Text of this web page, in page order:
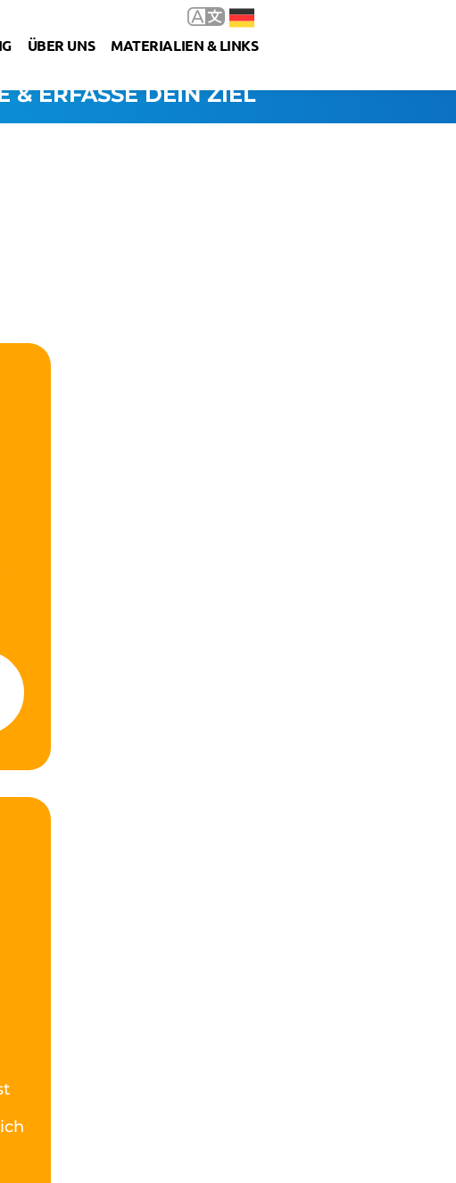
ÜBER UNS MATERIALIEN & LINKS
& ERFASSE DEIN ZIEL